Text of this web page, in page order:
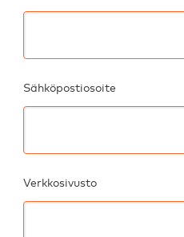
Sähköpostiosoite
Verkkosivusto